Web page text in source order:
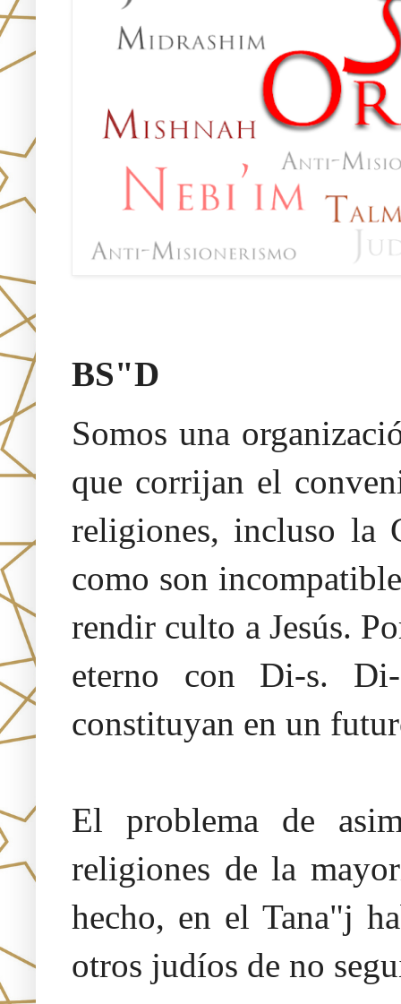
BS"D
Somos una
que corrijan el
religiones, incluso la
como son
rendir culto a Jesús.
eterno con Di-s.
constituyan en un
El problema de
religiones de la
hecho, en el Tana"j
otros judíos de no